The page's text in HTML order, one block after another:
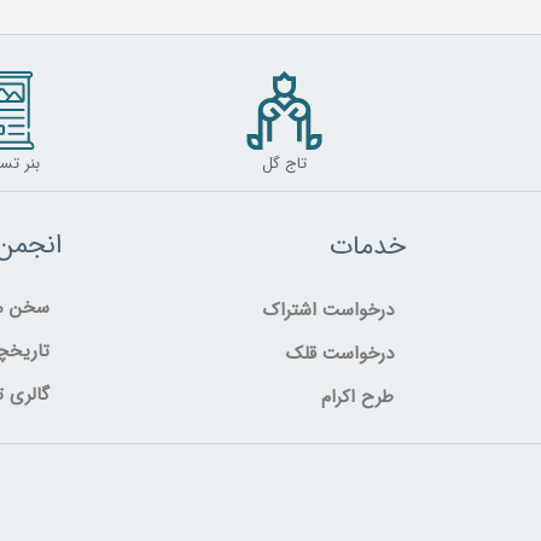
تاج گل بنر
خدمات
درخواست اشتراک
درخواست قلک
طرح اکرام
سخن
گالری